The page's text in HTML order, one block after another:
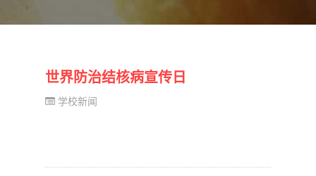
世界防治结核病宣传日
学校新闻